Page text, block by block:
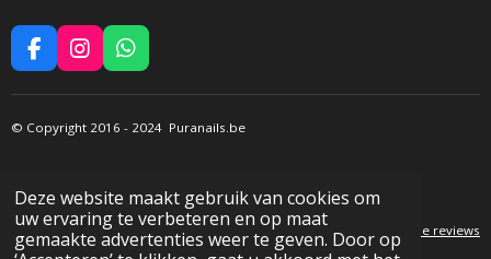
Deze website maakt gebruik van cookies om
uw ervaring te verbeteren en op maat
gemaakte advertenties weer te geven. Door op
F
A
C
E
B
K
I
N
S
T
A
A
M
W
H
A
T
S
P
© Copyright 2016 - 2024 Puranails.be
Pura Nails scores a 4,8/5 out of +20 reviews at Google reviews